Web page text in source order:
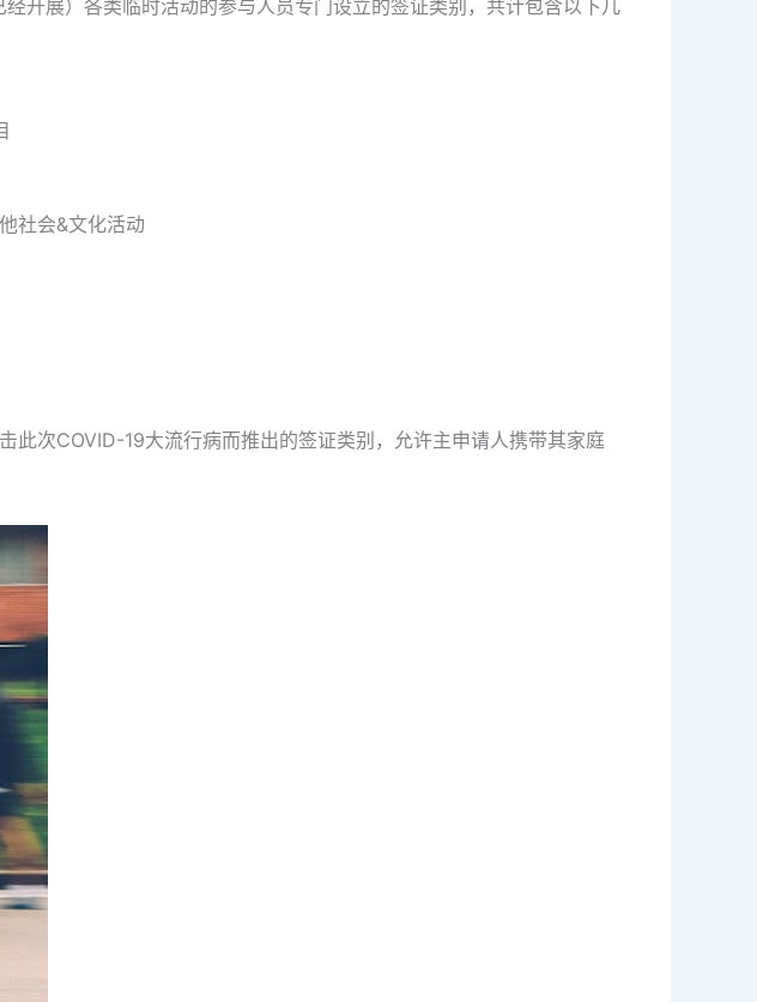
开展）各类临时活动的参与人员专门设立的签证类别，共计包含以下几
社会&文化活动
次COVID-19大流行病而推出的签证类别，允许主申请人携带其家庭